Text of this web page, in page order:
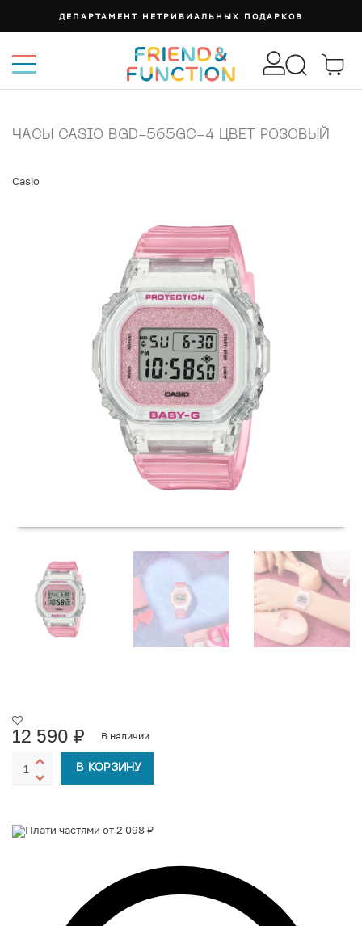
ДЕПАРТАМЕНТ НЕТРИВИАЛЬНЫХ ПОДАРКОВ
ЧАСЫ CASIO BGD-565GC-4 ЦВЕТ РОЗОВЫЙ
Casio
12 590 ₽ В наличии
В КОРЗИНУ
Плати частями от 2 098 ₽